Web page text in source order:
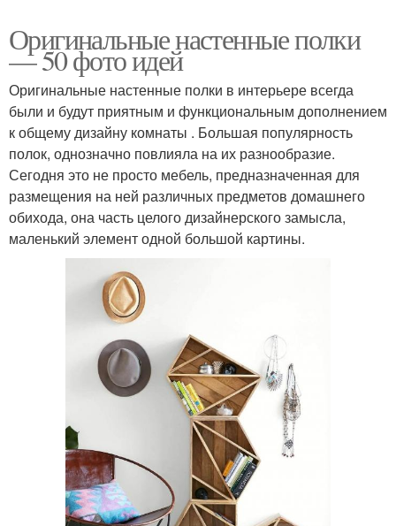
Оригинальные настенные полки
— 50 фото идей
Оригинальные настенные полки в интерьере всегда
были и будут приятным и функциональным дополнением
к общему дизайну комнаты . Большая популярность
полок, однозначно повлияла на их разнообразие.
Сегодня это не просто мебель, предназначенная для
размещения на ней различных предметов домашнего
обихода, она часть целого дизайнерского замысла,
маленький элемент одной большой картины.